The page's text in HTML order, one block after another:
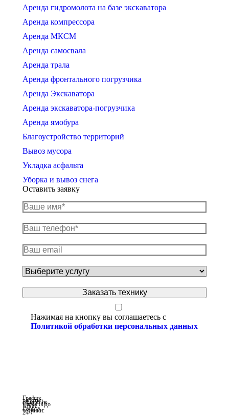
Аренда гидромолота на базе экскаватора
Аренда компрессора
Аренда МКСМ
Аренда самосвала
Аренда трала
Аренда фронтального погрузчика
Аренда Экскаватора
Аренда экскаватора-погрузчика
Аренда ямобура
Благоустройство территорий
Вывоз мусора
Укладка асфальта
Уборка и вывоз снега
Оставить заявку
Нажимая на кнопку вы соглашаетесь с
Политикой обработки персональных данных
График
работы
офиса: Пн-
Пт с 08:00 до
17:00
Работа
техники:
24/7